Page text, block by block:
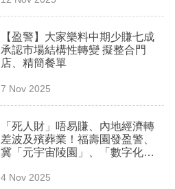
【盈警】大家樂料中期少賺七成
承認市場結構性轉變 擬整合門
店、精簡餐單
7 Nov 2025
「死人財」唔易賺、內地經濟轉
差波及殯葬業！福壽園發盈警、
冀「元宇宙陵園」、「數字化祠
4 Nov 2025